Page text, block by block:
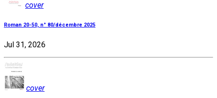
cover
Roman 20-50, n° 80/décembre 2025
Jul 31, 2026
cover